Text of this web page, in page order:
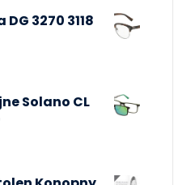
3270 3118
Solano CL